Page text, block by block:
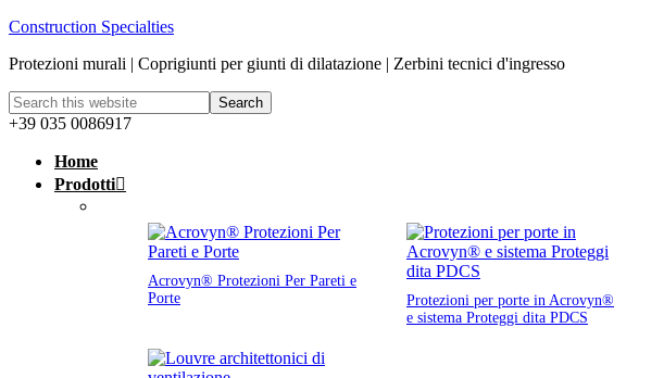
Construction Specialties
Protezioni murali | Coprigiunti per giunti di dilatazione | Zerbini tecnici d'ingresso
+39 035 0086917
Home
Prodotti
Acrovyn® Protezioni Per Pareti e
Porte
Protezioni per porte in Acrovyn®
e sistema Proteggi dita PDCS